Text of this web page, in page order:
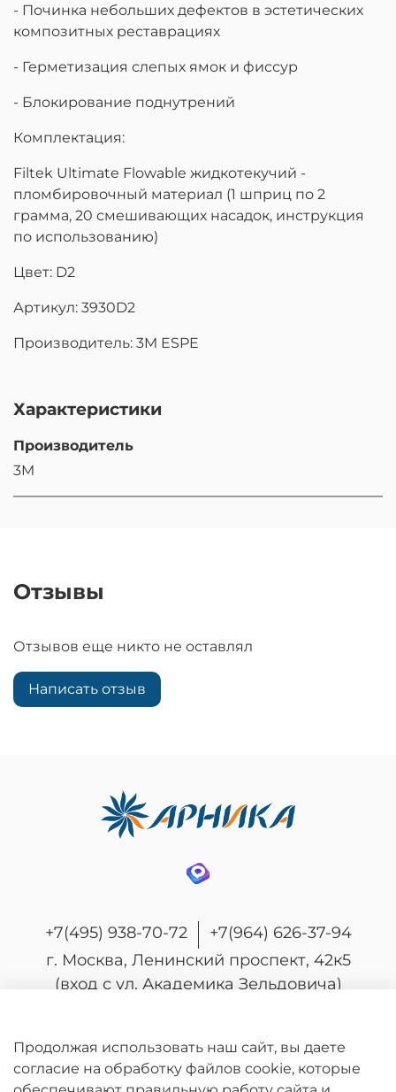
- Починка небольших дефектов в эстетических
композитных реставрациях
- Герметизация слепых ямок и фиссур
- Блокирование поднутрений
Комплектация:
Filtek Ultimate Flowable жидкотекучий -
пломбировочный материал (1 шприц по 2
грамма, 20 смешивающих насадок, инструкция
по использованию)
Цвет: D2
Артикул: 3930D2
Производитель: 3M ESPE
Характеристики
Производитель
3M
Отзывы
Отзывов еще никто не оставлял
Написать отзыв
+7(495) 938-70-72
+7(964) 626-37-94
г. Москва, Ленинский проспект, 42к5
(вход с ул. Академика Зельдовича)
© 2026 Любое использование контента без
Продолжая использовать наш сайт, вы даете
согласие на обработку файлов cookie, которые